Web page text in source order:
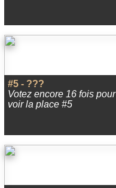
#5 - ???
Votez encore 16 fois pour
voir la place #5